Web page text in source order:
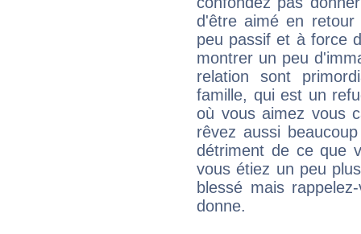
d'être aimé en
peu passif et à force
montrer un peu
relation sont
famille, qui est un
où vous aimez vous
rêvez aussi
détriment de ce que
vous étiez un peu
blessé mais
donne.